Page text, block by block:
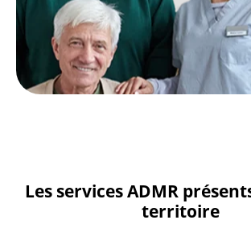
Les services ADMR
territoire